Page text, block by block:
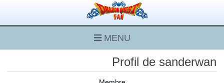
MENU
Profil de sanderwan